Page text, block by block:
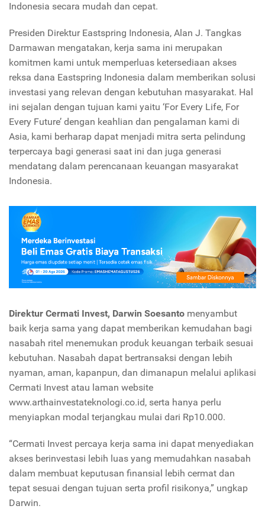
Indonesia secara mudah dan cepat.
Presiden Direktur Eastspring Indonesia, Alan J. Tangkas
Darmawan mengatakan, kerja sama ini merupakan
komitmen kami untuk memperluas ketersediaan akses
reksa dana Eastspring Indonesia dalam memberikan solusi
investasi yang relevan dengan kebutuhan masyarakat. Hal
ini sejalan dengan tujuan kami yaitu ‘For Every Life, For
Every Future’ dengan keahlian dan pengalaman kami di
Asia, kami berharap dapat menjadi mitra serta pelindung
terpercaya bagi generasi saat ini dan juga generasi
mendatang dalam perencanaan keuangan masyarakat
Indonesia.
Direktur Cermati Invest, Darwin Soesanto menyambut
baik kerja sama yang dapat memberikan kemudahan bagi
nasabah ritel menemukan produk keuangan terbaik sesuai
kebutuhan. Nasabah dapat bertransaksi dengan lebih
nyaman, aman, kapanpun, dan dimanapun melalui aplikasi
Cermati Invest atau laman website
www.arthainvestateknologi.co.id, serta hanya perlu
menyiapkan modal terjangkau mulai dari Rp10.000.
“Cermati Invest percaya kerja sama ini dapat menyediakan
akses berinvestasi lebih luas yang memudahkan nasabah
dalam membuat keputusan finansial lebih cermat dan
tepat sesuai dengan tujuan serta profil risikonya,” ungkap
Darwin.